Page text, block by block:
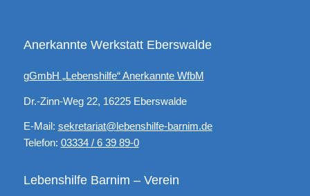
Anerkannte Werkstatt Eberswalde
gGmbH „Lebenshilfe“ Anerkannte WfbM
Dr.-Zinn-Weg 22, 16225 Eberswalde
E-Mail: sekretariat@lebenshilfe-barnim.de
Telefon: 03334 / 6 39 89-0
Lebenshilfe Barnim – Verein